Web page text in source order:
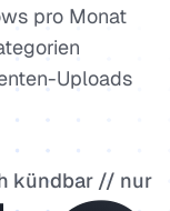
pro Monat
Uploads
kündbar // nur